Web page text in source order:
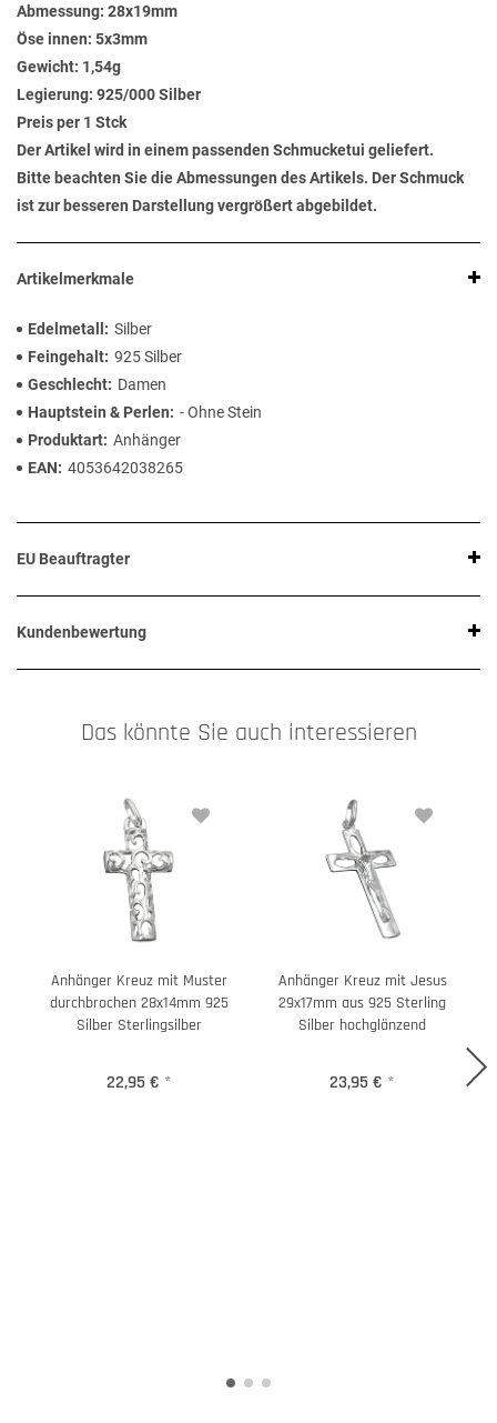
Abmessung: 28x19mm
Öse innen: 5x3mm
Gewicht: 1,54g
Legierung: 925/000 Silber
Preis per 1 Stck
Der Artikel wird in einem passenden Schmucketui geliefert.
Bitte beachten Sie die Abmessungen des Artikels. Der Schmuck
ist zur besseren Darstellung vergrößert abgebildet.
Artikelmerkmale
Edelmetall
Silber
Feingehalt 925 Silber
Geschlecht
Damen
Hauptstein & Perlen
- Ohne Stein
Produktart Anhänger
EAN
4053642038265
EU Beauftragter
Kundenbewertung
Das könnte Sie auch interessieren
Anhänger Kreuz mit Muster
durchbrochen 28x14mm 925
Silber Sterlingsilber
22,95 € *
Anhänger Kreuz mit Jesus
29x17mm aus 925 Sterling
Silber hochglänzend
23,95 € *